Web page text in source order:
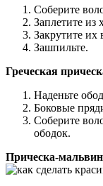
Соберите
Заплетите из
Закрутите их
Зашпильте.
Греческая
Наденьте
Боковые
Соберите
ободок.
Прическа-